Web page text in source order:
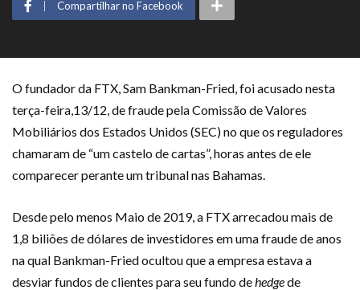
Compartilhar no Facebook
O fundador da FTX, Sam Bankman-Fried, foi acusado nesta
terça-feira,13/12, de fraude pela Comissão de Valores
Mobiliários dos Estados Unidos (SEC) no que os reguladores
chamaram de “um castelo de cartas”, horas antes de ele
comparecer perante um tribunal nas Bahamas.
Desde pelo menos Maio de 2019, a FTX arrecadou mais de
1,8 biliões de dólares de investidores em uma fraude de anos
na qual Bankman-Fried ocultou que a empresa estava a
desviar fundos de clientes para seu fundo dehedgede